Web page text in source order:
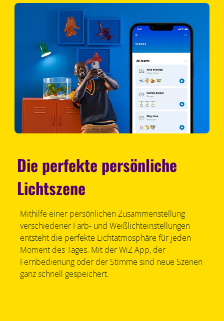
Die perfekte persönliche
Lichtszene
Mithilfe einer persönlichen Zusammenstellung
verschiedener Farb- und Weißlichteinstellungen
entsteht die perfekte Lichtatmosphäre für jeden
Moment des Tages. Mit der WiZ App, der
Fernbedienung oder der Stimme sind neue Szenen
ganz schnell gespeichert.